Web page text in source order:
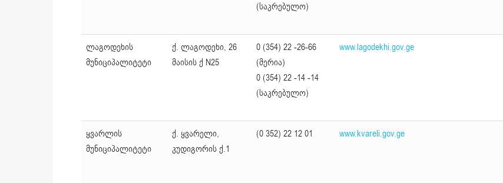
(საკრებულო)
ლაგოდეხის
მუნიციპალიტეტი
ქ. ლაგოდეხი, 26
მაისის ქ N25
0 (354) 22 -26-66
(მერია)
0 (354) 22 -14 -14
(საკრებულო)
www.lagodekhi.gov.ge
ყვარლის
მუნიციპალიტეტი
ქ. ყვარელი,
კუდიგორის ქ.1
(0 352) 22 12 01 www.kvareli.gov.ge